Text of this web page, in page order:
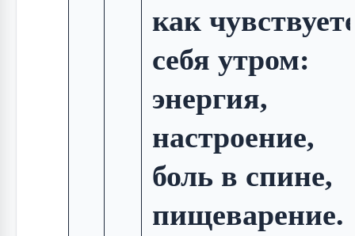
как
себя утром:
энергия,
настроение,
боль в спине,
пищеварение.